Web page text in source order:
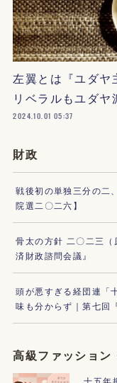
左翼とは『ユダヤ
リベラルもユダヤ
2024.10.01 05:37
財政
戦後初の単独三分の二
院選二〇二六】
骨太の方針 二〇二三
済財政諮問会議』
頭が悪すぎる経団連「
味も分からず｜第七回
高級ファッション
十五年